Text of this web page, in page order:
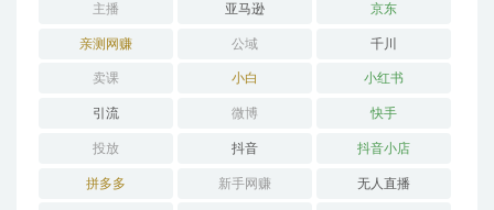
主播 亚马逊 京东
亲测网赚 公域 千川
卖课 小白 小红书
引流 微博 快手
投放 抖音 抖音小店
拼多多 新手网赚 无人直播